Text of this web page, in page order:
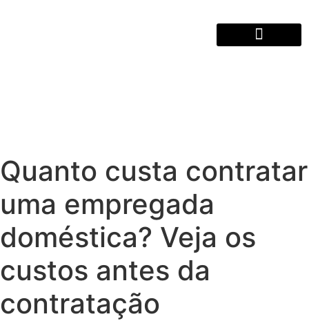
Quanto custa contratar
uma empregada
doméstica? Veja os
custos antes da
contratação